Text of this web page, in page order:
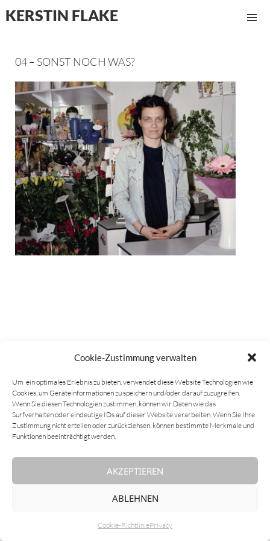
Cookie-Zustimmung verwalten
Um ein optimales Erlebnis zu bieten, verwendet diese Website Technologien wie
Cookies, um Geräteinformationen zu speichern und/oder darauf zuzugreifen.
Wenn Sie diesen Technologien zustimmen, können wir Daten wie das
Surfverhalten oder eindeutige IDs auf dieser Website verarbeiten. Wenn Sie Ihre
Zustimmung nicht erteilen oder zurückziehsen, können bestimmte Merkmale und
Funktionen beeinträchtigt werden.
AKZEPTIEREN
ABLEHNEN
Cookie-RichtliniePrivacy
KERSTIN FLAKE
04 – SONST NOCH WAS?